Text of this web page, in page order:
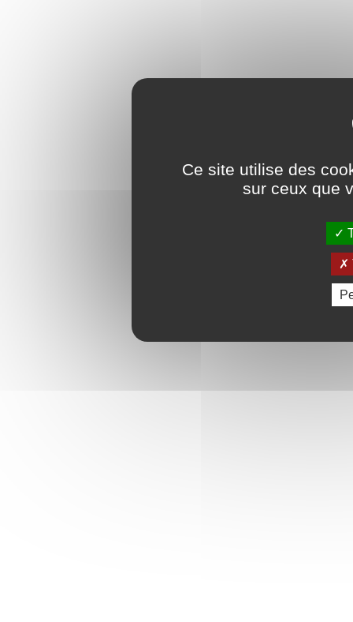
Ce site utilise des
sur ceux que